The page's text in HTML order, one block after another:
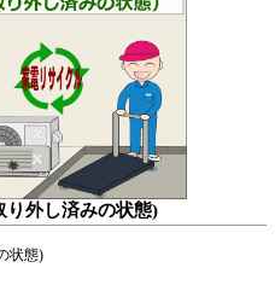
り外し済みの状態)
状態)